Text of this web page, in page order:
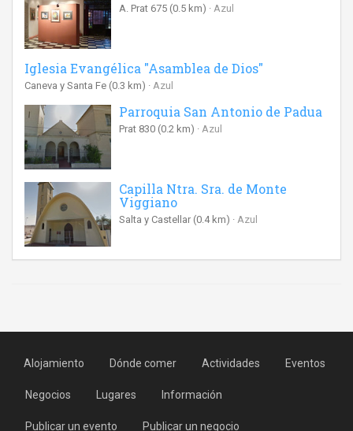
A. Prat 675 (0.5 km) Azul
Iglesia Evangélica "Asamblea de Dios"
Caneva y Santa Fe (0.3 km) Azul
Parroquia San Antonio de Padua
Prat 830 (0.2 km) Azul
Capilla Ntra. Sra. de Monte
Viggiano
Salta y Castellar (0.4 km) Azul
Alojamiento Dónde comer Actividades Eventos
Negocios Lugares Información
Publicar un evento Publicar un negocio